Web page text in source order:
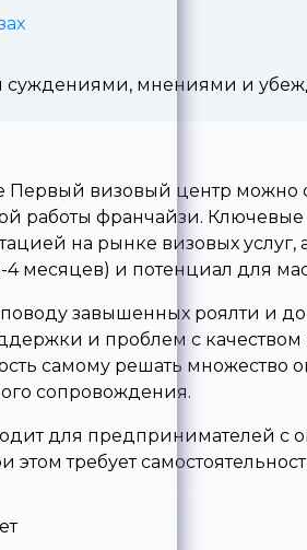
мнениями и
Первый визовый центр
работы франчайзи.
на рынке визовых
месяцев) и потенциал для
завышенных роялти и
и проблем с
самому решать множество
сопровождения.
для предпринимателей с
требует